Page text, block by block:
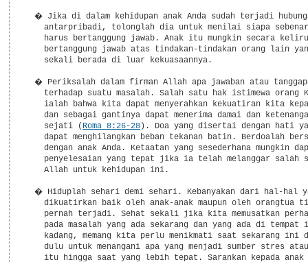
� Jika di dalam kehidupan anak Anda sudah terjadi
antarpribadi, tolonglah dia untuk menilai siapa
harus bertanggung jawab. Anak itu mungkin secara
bertanggung jawab atas tindakan-tindakan orang lain
    sekali berada di luar kekuasaannya.
� Periksalah dalam firman Allah apa jawaban atau
terhadap suatu masalah. Salah satu hak istimewa orang
ialah bahwa kita dapat menyerahkan kekuatiran kita
dan sebagai gantinya dapat menerima damai dan
    sejati (
Roma 8:26-28). Doa yang disertai dengan hati yang jujur
    dapat menghilangkan beban tekanan batin. Berdoalah bersama-sama
    dengan anak Anda. Ketaatan yang sesederhana mungkin dapat menjadi
    penyelesaian yang tepat jika ia telah melanggar salah satu prinsip
    Allah untuk kehidupan ini.

  � Hiduplah sehari demi sehari. Kebanyakan dari hal-hal yang
    dikuatirkan baik oleh anak-anak maupun oleh orangtua tidak akan
    pernah terjadi. Sehat sekali jika kita memusatkan perhatian hanya
    pada masalah yang ada sekarang dan yang ada di tempat ini. Kadang-
    kadang, memang kita perlu menikmati saat sekarang ini dan menunda
    dulu untuk menangani apa yang menjadi sumber stres atau tekanan
    itu hingga saat yang lebih tepat. Sarankan kepada anak Anda agar
    ia tidak kuatir tentang sesuatu masalah sampai setelah masalah itu
    dibicarakan bersama-sama dengan Anda dalam suasana yang lebih
    santai.

  � Berilah anak Anda cukup waktu untuk bermain. Bermain itu merupakan
    salah satu cara yang penting bagi anak itu untuk mengatasi stres
    atau tekanan. Belilah mainan yang paling memungkinkan anak itu
    untuk mengembangkan kreativitas dan daya khayalnya, seperti tanah
    liat, balok-balok susun, atau perkakas untuk mengukir kayu.

  � Usahakan agar setiap anggota keluarga Anda cukup tidur dan
    olahraga.

  � Batasi jumlah waktu menonton televisi untuk anak Anda. Terlalu
    banyak menonton televisi dapat mengakibatkan anak mengalami stres
    karena menanggung beban informasi dan emosi yang berlebihan.

  � Jangan memperlakukan anak Anda sebagai ahli terapi. Seorang ibu
    atau ayah yang hidup sendirian cenderung tergoda untuk mencurahkan
    beban masalahnya kepada anak-anak karena tidak ada orang dewasa
    lain di rumahnya. Sebaiknya, carilah seorang keluarga, teman
    dekat, atau pendeta yang dapat mendengarkan.

  � Janganlah memaksa anak Anda untuk ikut atletik, perguruan tinggi,
    atau pertandingan kesenian, dan juga jangan menentukan suatu
    sasaran yang tidak realistik.

  � Jika mungkin, aturlah agar anak Anda mempunyai tempat yang menjadi
    milik pribadinya walaupun tempat itu hanya merupakan salah satu
    pojok ruangan pokoknya suatu tempat untuk dapat menyendiri.

  � Usahakanlah menyediakan waktu untuk saat teduh yang teratur di
    rumah Anda dan pada waktu itu radio dan televisi harus dimatikan,
    dan juga telepon tidak mengganggu.

  � Sediakanlah dan nikmatilah saat-saat santai bersama-sama dengan
    anak Anda. Berhentilah sejenak untuk memandang matahari yang
    terbenam, memperhatikan keindahan bunga, mengagumi bunyi burung.

  � Akhirnya, banyaklah tertawa bersama-sama! Sudah sejak lama diakui
    bahwa tertawa mempunyai kekuatan yang dapat menyembuhkan stres,
    tertawa merupakan penawar stres yang sangat efektif.

  Tidak ada satu orang pun, termasuk anak-anak, yang dapat sepenuhnya
  melarikan diri dari keadaan yang sarat dengan tekanan batin atau
  stres itu. Namun demikian, kita dapat mengurangi sumber-sumber stres
  yang ganas dan yang menggerogoti keadaan mental para anggota
  keluarga kita sampai pada tingkat yang masih dapat diatasi atau
  dikuasai, dan menolong mereka untuk mengendalikan akibat-akibat
  tekanan-tekanan itu. Dan upahnya ialah kehidupan yang lebih sehat
  dan bahagia.

-*- Sumber diambil dari: -*-
  Judul Buku: 40 Cara Mengarahkan Anak
  Penulis   : Paul Lewis
  Penerbit  : Yayasan Kalam Hidup, Bandung, 1997
  Halaman   : 62 - 66


*TELAGA *-*-*-*-*-*-*-*-*-*-*-*-*-*-*-*-*-*-*-*-*-*-*-*-*-*-* TELAGA*

  Ternyata tidak hanya orang dewasa saja yang bisa mengalami stres,
  anak-anak pun bisa mengalami gangguan ini. Dan, tentu saja jika ini
  terjadi, orangtua tidak bisa tinggal diam. Beberapa cara yang kami
  ambil dari perbincangan dengan Bapak Heman Elia, M.Psi. berikut ini,
  kami harapkan bisa membantu Anda, para orangtua yang sedang
  mengalami masalah seperti ini.

          -*- BAGAIMANA MEMBANTU ANAK MENGHADAPI STRES? -*-

  T : Bagaimana kita bisa meningkatkan daya tahan kita sebagai
      orangtua agar tidak stres menghadapi anak yang stres?

  J : Ada 3 hal yang bisa kita lakukan untuk memperbesar daya tahan
      kita sendiri terhadap stres.

      PERTAMA, kita perlu memandang lingkungan dan realita di sekitar
      kita secara lebih utuh dan realistis. Misalnya, tidak membesar-
      besarkan ancaman, tidak menghantui atau menakut-nakuti diri
      sendiri.

      KEDUA, kita perlu berpikir secara rasional dan lebih sehat di
      dalam menghadapi kegagalan, peristiwa kurang menyenangkan yang
      kita alami dan sebagainya. Cara berpikir yang rasional berarti
      kita tidak mengalahkan diri kita dengan menambahkan pikiran-
      pikiran negatif ke dalam diri kita.

      KETIGA, kita perlu mempunyai kehidupan rohani yang baik. Dalam
      hal ini kita perlu sering membaca dan merenungkan firman Tuhan
      karena firman Tuhan banyak memberi kita pandangan yang sehat dan
      cara-cara yang baik dalam menghadapi situasi di sekitar kita
      yang tidak selalu baik. Seringkali apa yang kita alami adalah
      sesuatu yang kurang menyenangkan, tetapi Alkitab memberi dasar
      bagi kita untuk menghadapinya, terutama di dalam kehidupan iman.
------
  T : Sebenarnya di usia berapa anak-anak mulai bisa mengalami stres
      dalam kehidupannya?

  J : Biasanya kalau ibu yang mengandung itu mengalami tekanan berat,
      lalu menghadapi, misalnya suasana keluarga yang kurang
      menyenangkan dan tidak harmonis, maka akan berdampak kepada
      janin. Menurut penelitian, janin-janin yang dikandung oleh ibu
      yang mengalami stres cukup berat, pada masa kelahirannya anak
      akan cenderung lebih banyak mengalami kegelisahan yang akan
      terbawa sampai remaja.
------
  T : Meskipun pada waktu di dalam kandungan ibunya tidak mengalami
      stres, tetapi anak tetap mempunyai potensi untuk stres. Biasanya
      apa penyebabnya?

  J : Menurut tingkatannya, secara umum penyebab anak stres pada
      TINGKAT SEDANG, misalnya kalau anak harus ikut pindah rumah,
      pindah sekolah, orangtua yang bertengkar terus-menerus,
      menghadapi kelahiran adiknya, orangtua yang menikah lagi, anak
      harus bekerja pada usia yang masih muda, dan orangtua yang
      jarang di rumah.

      Stres pada TINGKAT BERAT, misalnya anak harus diopname dan
      dioperasi di rumah sakit, orangtua bercerai, dan jika anak
      mengalami perkosaan atau pelecehan seksual.

      Stres pada TINGKAT TERBERAT adalah kematian beberapa anggota
      keluarga sekaligus atau bencana alam, peperangan, kerusuhan
      sehingga mereka harus hidup di pengungsian.

      Dari tingkatan-tingkatan ini kita bisa kurang lebih
      memperkirakan gangguan tingkah laku yang akan dihadapi. Semakin
      berat tentunya semakin besar potensi gangguan tingkah laku yang
      akan muncul.
------
  T : Apakah ada hal-hal lain yang membuat kita bisa menduga bahwa
      anak kita sedang mengalami stres?

  J : Mulai dari perubahan tingkah laku, misalnya adanya perubahan
      tingkah laku menjadi lebih tegang, lebih rewel, lebih gelisah,
      lebih cemas, lebih cengeng, mundur ke tingkat perkembangan
      sebelumnya, misalnya tadinya sudah tidak ngompol sekarang
      ngompol lagi dan sebagainya. Selain itu masih ada gejala-gejala
      yang berakibat pada fisik, misalnya pada anak-anak usia 3 tahun
      mereka bisa sakit lambung, muntah-muntah kemudian demam. Pada
      usia-usia selanjutnya bisa saja terjadi gangguan tidur, mimpi
      buruk dan sebagainya.
-----
  T : Suasana bagaimana yang sebenarnya bisa mendukung seorang anak
      supaya dia lebih tahan menghadapi stres?

  J : Rumah yang harmonis yang bisa memberikan rasa aman bagi seluruh
      anggotanya. Itu yang akan memberikan bekal bagi anak untuk
      menghadapi lingkungan lebih baik. Selain itu, anak akan
      mengalami stres yang lebih besar kalau di keluarga itu terdapat
      lebih dari 2 anak yang berusia di bawah 3 tahun.